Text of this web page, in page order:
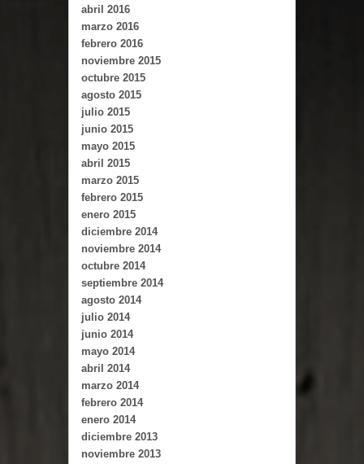
abril 2016
marzo 2016
febrero 2016
noviembre 2015
octubre 2015
agosto 2015
julio 2015
junio 2015
mayo 2015
abril 2015
marzo 2015
febrero 2015
enero 2015
diciembre 2014
noviembre 2014
octubre 2014
septiembre 2014
agosto 2014
julio 2014
junio 2014
mayo 2014
abril 2014
marzo 2014
febrero 2014
enero 2014
diciembre 2013
noviembre 2013